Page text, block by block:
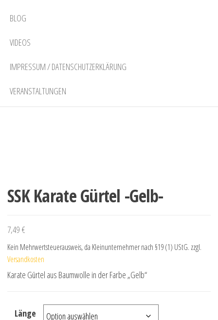
BLOG
VIDEOS
IMPRESSUM / DATENSCHUTZERKLÄRUNG
VERANSTALTUNGEN
SSK Karate Gürtel -Gelb-
7,49 €
Kein Mehrwertsteuerausweis, da Kleinunternehmer nach §19 (1) UStG. zzgl.
Versandkosten
Karate Gürtel aus Baumwolle in der Farbe „Gelb“
Länge